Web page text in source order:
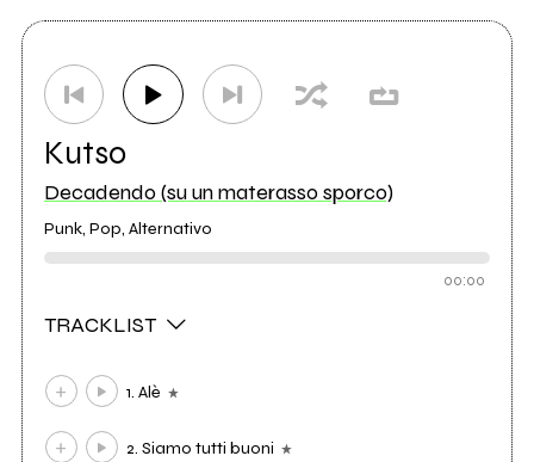
Kutso
Decadendo (su un materasso sporco)
Punk, Pop, Alternativo
00:00
TRACKLIST
1. Alè
2. Siamo tutti buoni